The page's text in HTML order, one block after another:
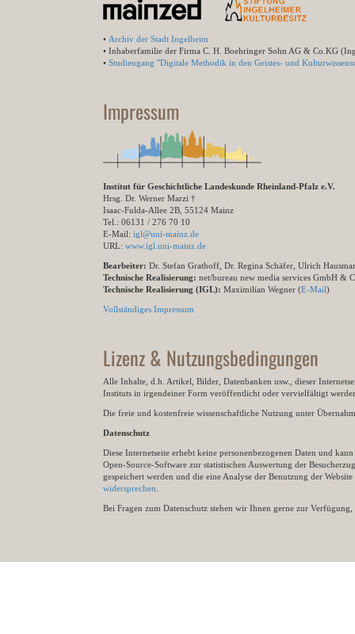
• Archiv der Stadt Ingelheim
• Inhaberfamilie der Firma C. H. Boehringer Sohn AG & Co.KG
• Studiengang "Digitale Methodik in den Geistes- und
Impressum
Institut für Geschichtliche Landeskunde Rheinland-Pfalz e.V.
Hrsg. Dr. Werner Marzi †
Isaac-Fulda-Allee 2B, 55124 Mainz
Tel.: 06131 / 276 70 10
E-Mail: igl@uni-mainz.de
URL: www.igl.uni-mainz.de
Bearbeiter: Dr. Stefan Grathoff, Dr. Regina Schäfer, Ulrich
Technische Realisierung: net/bureau new media services GmbH &
Technische Realisierung (IGL): Maximilian Wegner (E-Mail)
Vollständiges Impressum
Lizenz & Nutzungsbedingungen
Alle Inhalte, d.h. Artikel, Bilder, Datenbanken usw., dieser
Instituts in irgendeiner Form veröffentlicht oder vervielfältigt
Die freie und kostenfreie wissenschaftliche Nutzung unter
Datenschutz
Diese Internetseite erhebt keine personenbezogenen Daten und
Open-Source-Software zur statistischen Auswertung der
gespeichert werden und die eine Analyse der Benutzung der
widersprechen
Bei Fragen zum Datenschutz stehen wir Ihnen gerne zur